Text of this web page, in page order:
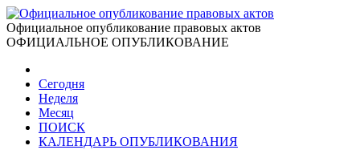
Официальное опубликование правовых актов
ОФИЦИАЛЬНОЕ ОПУБЛИКОВАНИЕ
Сегодня
Неделя
Месяц
ПОИСК
КАЛЕНДАРЬ ОПУБЛИКОВАНИЯ